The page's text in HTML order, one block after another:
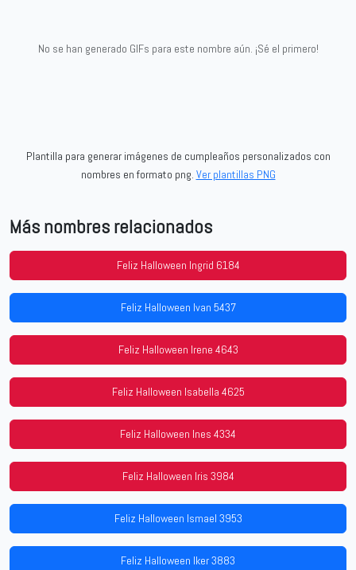
No se han generado GIFs para este nombre aún. ¡Sé el primero!
Plantilla para generar imágenes de cumpleaños personalizados con
nombres en formato png. Ver plantillas PNG
Más nombres relacionados
Feliz Halloween Ingrid 6184
Feliz Halloween Ivan 5437
Feliz Halloween Irene 4643
Feliz Halloween Isabella 4625
Feliz Halloween Ines 4334
Feliz Halloween Iris 3984
Feliz Halloween Ismael 3953
Feliz Halloween Iker 3883